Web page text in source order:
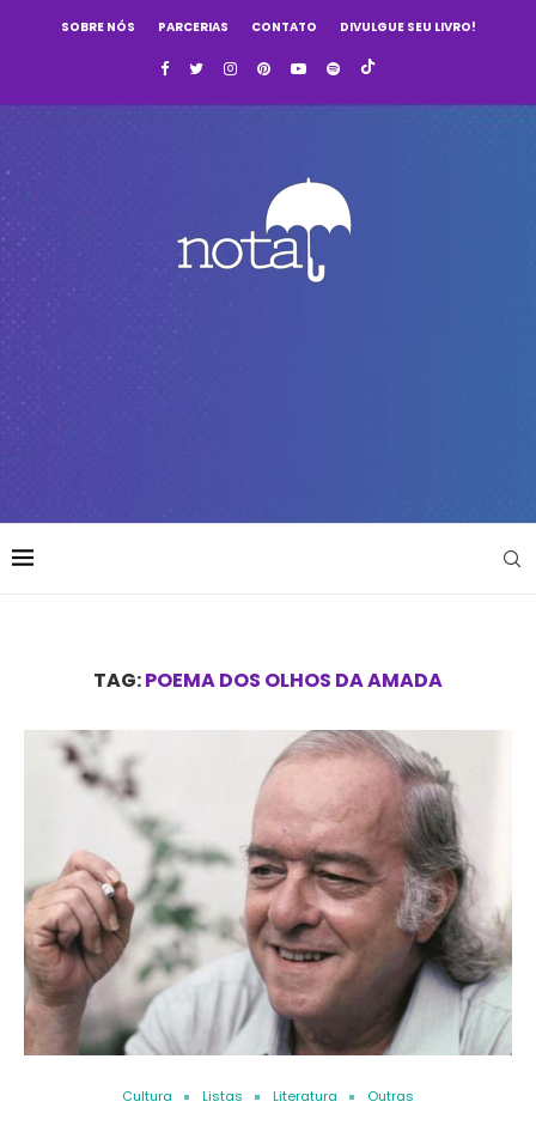
SOBRE NÓS PARCERIAS CONTATO DIVULGUE SEU LIVRO!
TAG:POEMA DOS OLHOS DA AMADA
Cultura Listas Literatura Outras